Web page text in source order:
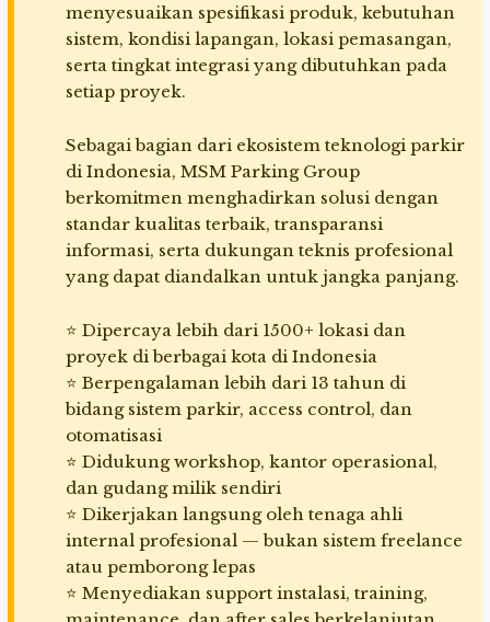
menyesuaikan spesifikasi produk, kebutuhan
sistem, kondisi lapangan, lokasi pemasangan,
serta tingkat integrasi yang dibutuhkan pada
setiap proyek.
Sebagai bagian dari ekosistem teknologi parkir
di Indonesia, MSM Parking Group
berkomitmen menghadirkan solusi dengan
standar kualitas terbaik, transparansi
informasi, serta dukungan teknis profesional
yang dapat diandalkan untuk jangka panjang.
⭐ Dipercaya lebih dari 1500+ lokasi dan
proyek di berbagai kota di Indonesia
⭐ Berpengalaman lebih dari 13 tahun di
bidang sistem parkir, access control, dan
otomatisasi
⭐ Didukung workshop, kantor operasional,
dan gudang milik sendiri
⭐ Dikerjakan langsung oleh tenaga ahli
internal profesional — bukan sistem freelance
atau pemborong lepas
⭐ Menyediakan support instalasi, training,